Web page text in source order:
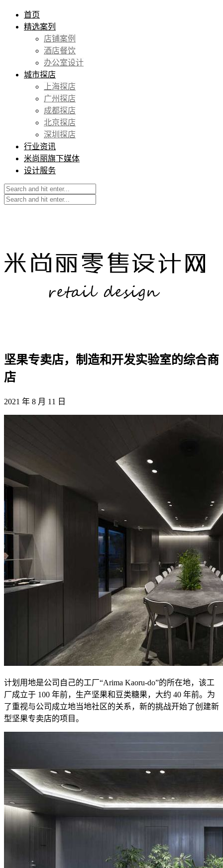
首页
精选案列
店铺案例
酒店餐饮
办公室设计
城市探店
上海探店
广州探店
成都探店
北京探店
深圳探店
行业资讯
米尚丽旗下媒体
设计服务
坚果专卖店，制造和开发实验室的综合商
店
2021 年 8 月 11 日
计划用地是公司自己的工厂“Arima Kaoru-do”的所在地，该工
厂成立于 100 年前，生产坚果和豆类糖果，大约 40 年前。为
了重视与公司成立地当地社区的关系，新的挑战开始了创建新
型坚果专卖店的项目。